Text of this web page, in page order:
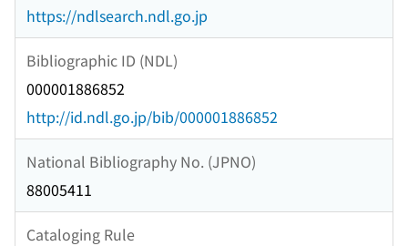
https://ndlsearch.ndl.go.jp
Bibliographic ID (NDL)
000001886852
http://id.ndl.go.jp/bib/000001886852
National Bibliography No. (JPNO)
88005411
Cataloging Rule